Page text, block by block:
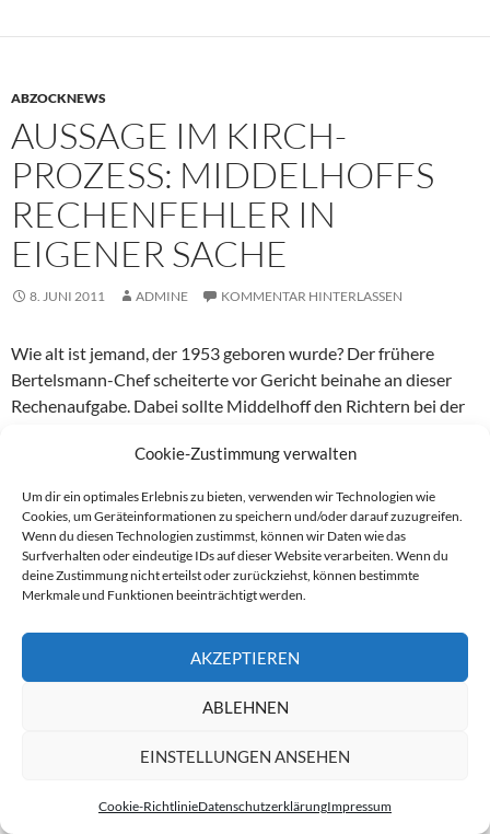
Cookie-Zustimmung verwalten
Um dir ein optimales Erlebnis zu bieten, verwenden wir Technologien wie
Cookies, um Geräteinformationen zu speichern und/oder darauf zuzugreifen.
Wenn du diesen Technologien zustimmst, können wir Daten wie das
Surfverhalten oder eindeutige IDs auf dieser Website verarbeiten. Wenn du
deine Zustimmung nicht erteilst oder zurückziehst, können bestimmte
Merkmale und Funktionen beeinträchtigt werden.
AKZEPTIEREN
ABLEHNEN
EINSTELLUNGEN ANSEHEN
Cookie-RichtlinieDatenschutzerklärungImpressum
ABZOCKNEWS
AUSSAGE IM KIRCH-
PROZESS: MIDDELHOFFS
RECHENFEHLER IN
EIGENER SACHE
8. JUNI 2011 ADMINE KOMMENTAR HINTERLASSEN
Wie alt ist jemand, der 1953 geboren wurde? Der frühere
Bertelsmann-Chef scheiterte vor Gericht beinahe an dieser
Rechenaufgabe. Dabei sollte Middelhoff den Richtern bei der
einiges zu sagen.Aussage im Kirch-Prozess: Middelhoffs
weiterlesen→
AUSSAGEN BANKEN BERTELSMANN
DEUTSCHE BANK
GERICHT
INSOLVENZ LEO KIRCH PLEITE
PROZESS
ROLF BREUER
THOMAS MIDDELHOFF
Beitragsnavigation
1 2 NÄCHSTE →